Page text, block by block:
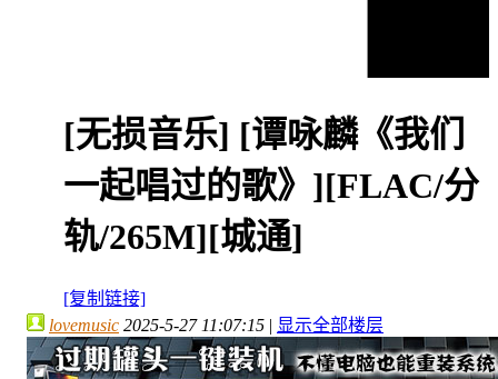
[无损音乐] [谭咏麟《我们
一起唱过的歌》][FLAC/分
轨/265M][城通]
[复制链接]
lovemusic 2025-5-27 11:07:15 | 显示全部楼层